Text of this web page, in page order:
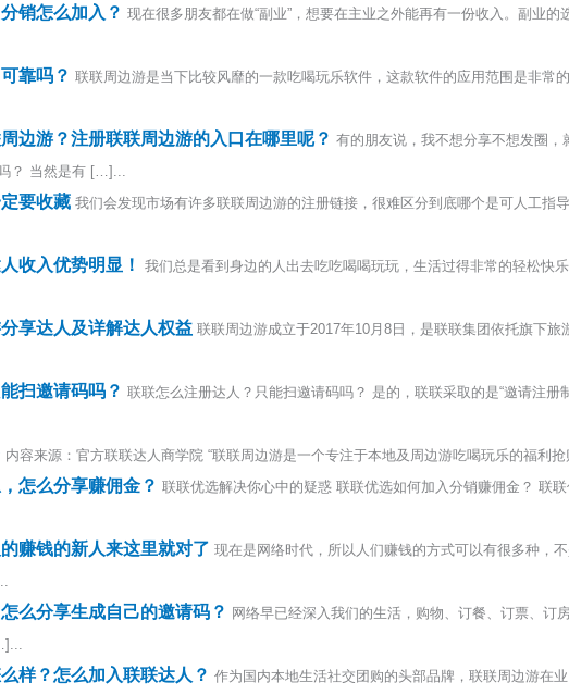
销怎么加入？ 现在很多朋友都在做“副业”，想要在主业之外能再有一份收入。副业
靠吗？ 联联周边游是当下比较风靡的一款吃喝玩乐软件，这款软件的应用范围是非常
边游？注册联联周边游的入口在哪里呢？ 有的朋友说，我不想分享不想发圈
？ 当然是有 […]...
要收藏 我们会发现市场有许多联联周边游的注册链接，很难区分到底哪个是可人工指
收入优势明显！
我们总是看到身边的人出去吃吃喝喝玩玩，生活过得非常的轻松快
享达人及详解达人权益 联联周边游成立于2017年10月8日，是联联集团依托旗下旅
扫邀请码吗？ 联联怎么注册达人？只能扫邀请码吗？ 是的，联联采取的是“邀请注册
内容来源：官方联联达人商学院 “联联周边游是一个专注于本地及周边游吃喝玩乐的福利
怎么分享赚佣金？ 联联优选解决你心中的疑惑 联联优选如何加入分销赚佣金？ 联
赚钱的新人来这里就对了 现在是网络时代，所以人们赚钱的方式可以有很多种，
么分享生成自己的邀请码？ 网络早已经深入我们的生活，购物、订餐、订票、订
样？怎么加入联联达人？ 作为国内本地生活社交团购的头部品牌，联联周边游在